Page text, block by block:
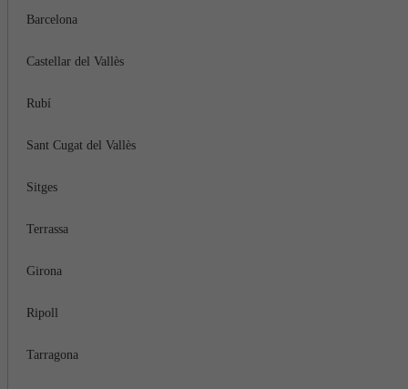
Barcelona
Castellar del Vallès
Rubí
Sant Cugat del Vallès
Sitges
Terrassa
Girona
Ripoll
Tarragona